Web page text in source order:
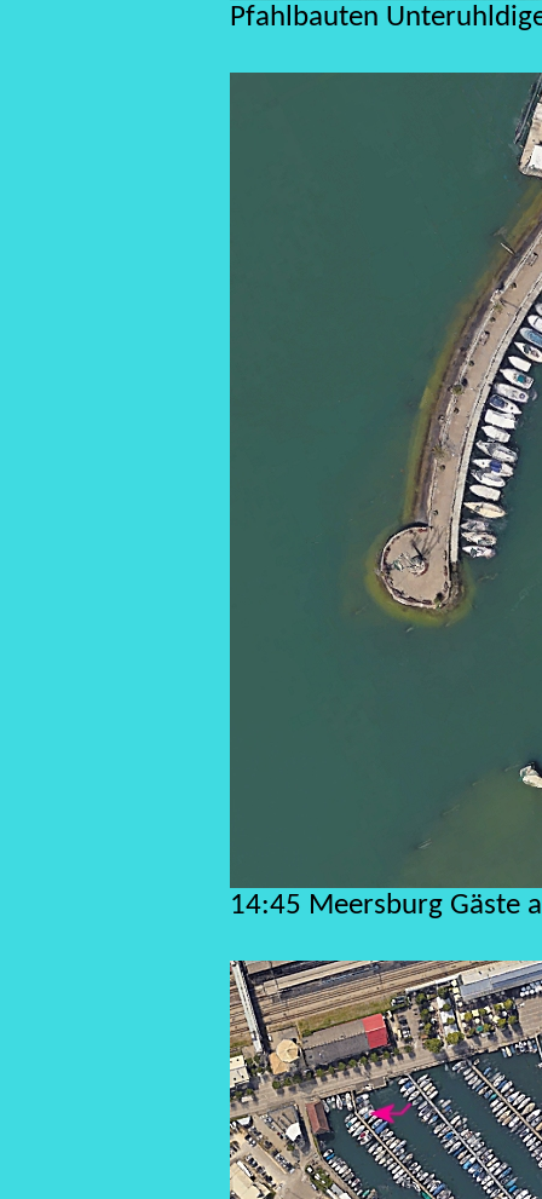
Pfahlbauten
14:45 Meersburg Gäste